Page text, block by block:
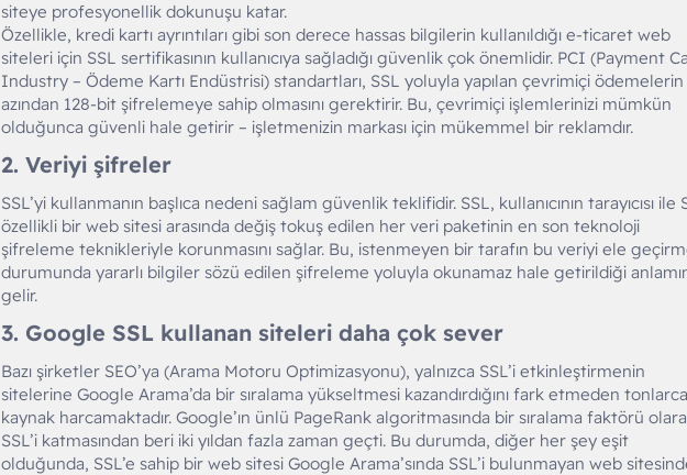
siteye profesyonellik dokunuşu katar.
Özellikle, kredi kartı ayrıntıları gibi son derece hassas bilgilerin kullanıldığı e-ticaret web
siteleri için SSL sertifikasının kullanıcıya sağladığı güvenlik çok önemlidir. PCI (Payment
Industry – Ödeme Kartı Endüstrisi) standartları, SSL yoluyla yapılan çevrimiçi
azından 128-bit şifrelemeye sahip olmasını gerektirir. Bu, çevrimiçi işlemlerinizi mümkün
olduğunca güvenli hale getirir – işletmenizin markası için mükemmel bir reklamdır.
2. Veriyi şifreler​
SSL’yi kullanmanın başlıca nedeni sağlam güvenlik teklifidir. SSL, kullanıcının tarayıcısı ile
özellikli bir web sitesi arasında değiş tokuş edilen her veri paketinin en son teknoloji
şifreleme teknikleriyle korunmasını sağlar. Bu, istenmeyen bir tarafın bu veriyi ele
durumunda yararlı bilgiler sözü edilen şifreleme yoluyla okunamaz hale getirildiği
gelir.
3. Google SSL kullanan siteleri daha çok sever​
Bazı şirketler SEO’ya (Arama Motoru Optimizasyonu), yalnızca SSL’i etkinleştirmenin
sitelerine Google Arama’da bir sıralama yükseltmesi kazandırdığını fark etmeden tonlarca
kaynak harcamaktadır. Google’ın ünlü PageRank algoritmasında bir sıralama faktörü
SSL’i katmasından beri iki yıldan fazla zaman geçti. Bu durumda, diğer her şey eşit
olduğunda, SSL’e sahip bir web sitesi Google Arama’sında SSL’i bulunmayan web